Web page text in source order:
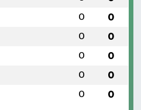
0 0
0 0
0 0
0 0
0 0